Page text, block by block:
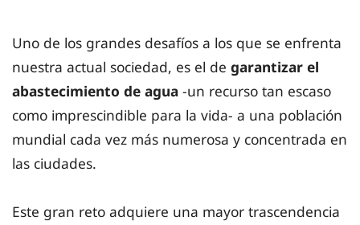
Uno de los grandes desafíos a los que se enfrenta
nuestra actual sociedad, es el de garantizar el
abastecimiento de agua -un recurso tan escaso
como imprescindible para la vida- a una población
mundial cada vez más numerosa y concentrada en
las ciudades.
Este gran reto adquiere una mayor trascendencia